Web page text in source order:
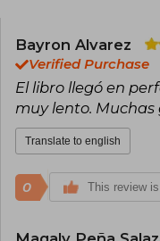
Bayron Alvarez
Verified Purchase
El libro llegó en
muy lento. Muchas
Translate to english
0 This review